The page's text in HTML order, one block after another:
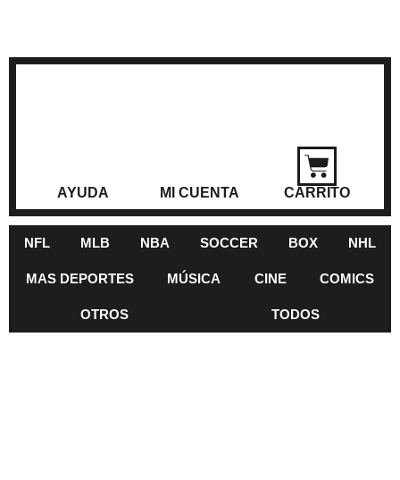
AYUDA MI CUENTA CARRITO
NFL MLB NBA SOCCER BOX NHL
MAS DEPORTES MÚSICA CINE COMICS
OTROS TODOS